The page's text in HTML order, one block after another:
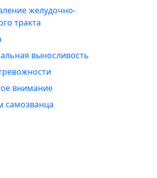
желудочно-
тракта
выносливость
внимание
самозванца